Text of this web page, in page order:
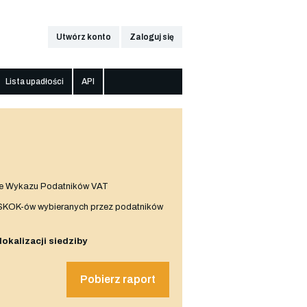
Utwórz konto Zaloguj się
Lista upadłości API
Wykazu Podatników VAT
ów wybieranych przez podatników
lokalizacji siedziby
Pobierz raport